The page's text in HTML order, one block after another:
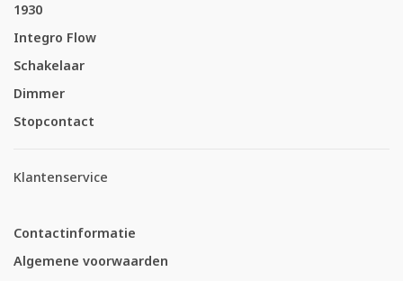
1930
Integro Flow
Schakelaar
Dimmer
Stopcontact
Klantenservice
Contactinformatie
Algemene voorwaarden